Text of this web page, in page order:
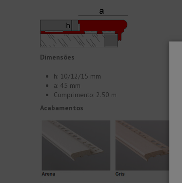
Dimensões
h: 10/12/15 mm
a: 45 mm
Comprimento: 2.50 m
Acabamentos